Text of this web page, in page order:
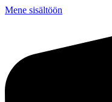
Mene sisältöön